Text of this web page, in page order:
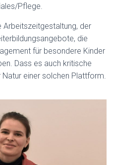
Pflege.
der
die
für besondere Kinder
Dass es auch kritische
einer solchen Plattform.